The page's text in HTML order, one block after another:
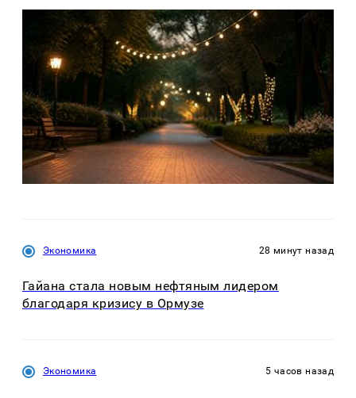
Экономика 28 минут назад
Гайана стала новым нефтяным лидером
благодаря кризису в Ормузе
Экономика 5 часов назад